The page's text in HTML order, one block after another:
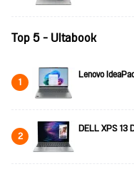
Top 5 - Ultabook
1 Lenovo
2 DELL XPS 13